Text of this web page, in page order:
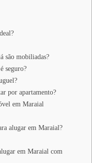
são mobiliadas?
seguro?
por apartamento?
em Maraial
alugar em Maraial?
em Maraial com